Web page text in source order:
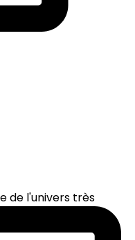
de l'univers très